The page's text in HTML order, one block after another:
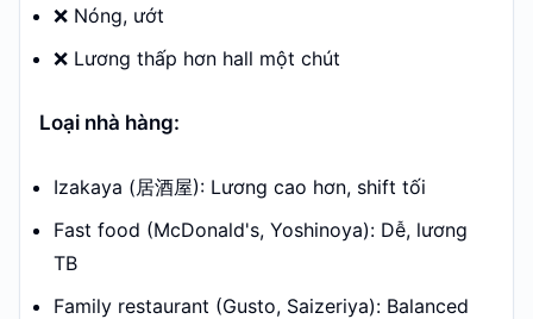
❌ Nóng, ướt
❌ Lương thấp hơn hall một chút
Loại nhà hàng:
Izakaya (居酒屋): Lương cao hơn, shift tối
Fast food (McDonald's, Yoshinoya): Dễ, lương
TB
Family restaurant (Gusto, Saizeriya): Balanced